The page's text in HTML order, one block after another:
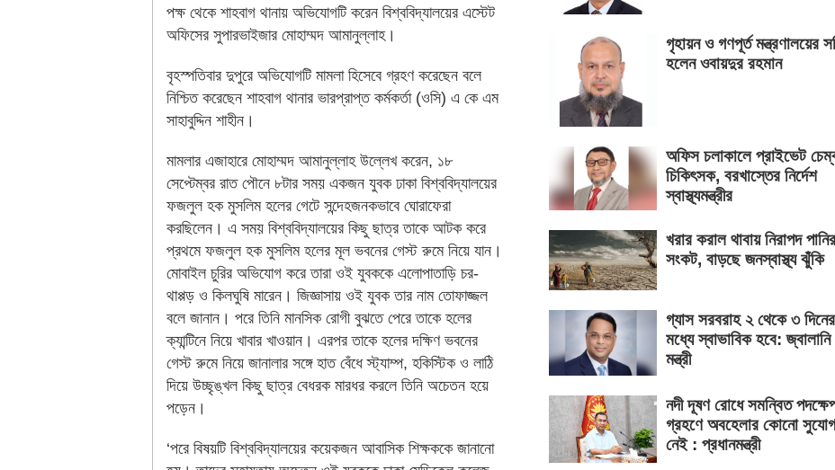
পক্ষ থেকে শাহবাগ থানায় অভিযোগটি করেন বিশ্ববিদ্যালয়ের এস্টেট
অফিসের সুপারভাইজার মোহাম্মদ আমানুল্লাহ।
বৃহস্পতিবার দুপুরে অভিযোগটি মামলা হিসেবে গ্রহণ করেছেন বলে
নিশ্চিত করেছেন শাহবাগ থানার ভারপ্রাপ্ত কর্মকর্তা (ওসি) এ কে এম
সাহাবুদ্দিন শাহীন।
মামলার এজাহারে মোহাম্মদ আমানুল্লাহ উল্লেখ করেন, ১৮
সেপ্টেম্বর রাত পৌনে ৮টার সময় একজন যুবক ঢাকা বিশ্ববিদ্যালয়ের
ফজলুল হক মুসলিম হলের গেটে সন্দেহজনকভাবে ঘোরাফেরা
করছিলেন। এ সময় বিশ্ববিদ্যালয়ের কিছু ছাত্র তাকে আটক করে
প্রথমে ফজলুল হক মুসলিম হলের মূল ভবনের গেস্ট রুমে নিয়ে যান।
মোবাইল চুরির অভিযোগ করে তারা ওই যুবককে এলোপাতাড়ি চর-
থাপ্পড় ও কিলঘুষি মারেন। জিজ্ঞাসায় ওই যুবক তার নাম তোফাজ্জল
বলে জানান। পরে তিনি মানসিক রোগী বুঝতে পেরে তাকে হলের
ক্যান্টিনে নিয়ে খাবার খাওয়ান। এরপর তাকে হলের দক্ষিণ ভবনের
গেস্ট রুমে নিয়ে জানালার সঙ্গে হাত বেঁধে স্ট্যাম্প, হকিস্টিক ও লাঠি
দিয়ে উচ্ছৃঙ্খল কিছু ছাত্র বেধরক মারধর করলে তিনি অচেতন হয়ে
পড়েন।
‘পরে বিষয়টি বিশ্ববিদ্যালয়ের কয়েকজন আবাসিক শিক্ষককে জানানো
গৃহায়ন ও গণপূর্ত মন্ত্রণালয়ের
হলেন ওবায়দুর রহমান
অফিস চলাকালে প্রাইভেট
চিকিৎসক, বরখাস্তের নির্দেশ
স্বাস্থ্যমন্ত্রীর
খরার করাল থাবায় নিরাপদ পানির
সংকট, বাড়ছে জনস্বাস্থ্য ঝুঁকি
গ্যাস সরবরাহ ২ থেকে ৩ দিনের
মধ্যে স্বাভাবিক হবে: জ্বালানি
মন্ত্রী
নদী দূষণ রোধে সমন্বিত
গ্রহণে অবহেলার কোনো সুযোগ
নেই : প্রধানমন্ত্রী